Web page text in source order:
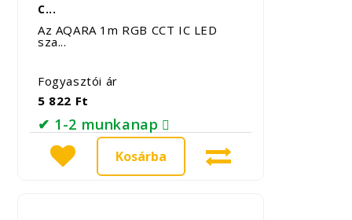
C...
Az AQARA 1m RGB CCT IC LED
sza...
Fogyasztói ár
5 822 Ft
✔ 1-2 munkanap
Kosárba